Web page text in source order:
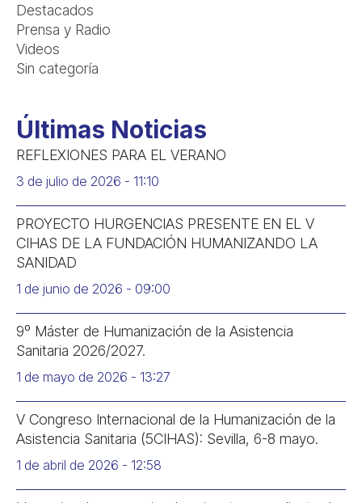
Destacados
Prensa y Radio
Videos
Sin categoría
Últimas Noticias
REFLEXIONES PARA EL VERANO
3 de julio de 2026 11:10
PROYECTO HURGENCIAS PRESENTE EN EL V
CIHAS DE LA FUNDACIÓN HUMANIZANDO LA
SANIDAD
1 de junio de 2026 09:00
9º Máster de Humanización de la Asistencia
Sanitaria 2026/2027.
1 de mayo de 2026 13:27
V Congreso Internacional de la Humanización de la
Asistencia Sanitaria (5CIHAS): Sevilla, 6-8 mayo.
1 de abril de 2026 12:58